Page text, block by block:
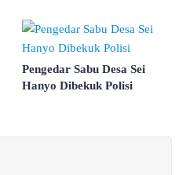
Pengedar Sabu Desa Sei
Hanyo Dibekuk Polisi